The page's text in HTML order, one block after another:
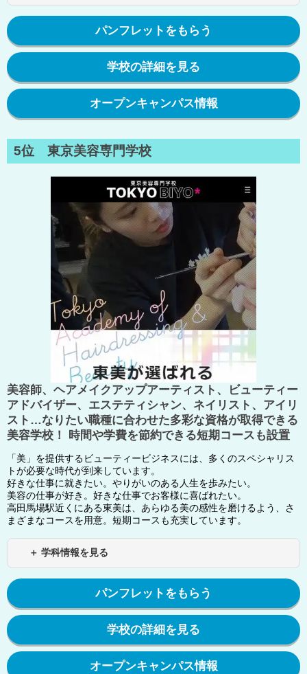
パンフレットをもらう
学校の詳細を見る
オープンキャンパス情報
5位 東京美容専門学校
美容師、ヘアメイクアップアーティスト、ビューティー
アドバイザー、エステティシャン、ネイリスト、アイリ
スト…なりたい職種に合わせた多彩な資格が取得できる
美容学校！ 時間や学費を節約できる短期コースも設置
「美」を提供するビューティービジネスには、多くのスペシャリス
トが必要な時代が到来しています。
好きな仕事に就きたい。やりがいのある人生を歩みたい。
美容の仕事が好き。好きな仕事でお客様に喜ばれたい。
高田馬場駅近くにある東美は、あらゆる美の感性を磨けるよう、さ
まざまなコースを用意。短期コースも充実しています。
＋ 学科情報を見る
パンフレットをもらう
学校の詳細を見る
オープンキャンパス情報